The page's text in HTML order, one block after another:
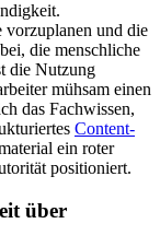
vorzuplanen und die
die menschliche
die Nutzung
mühsam einen
das Fachwissen,
Content-
ein roter
positioniert.
über